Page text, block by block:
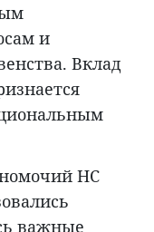
и
Вклад
НС
важные